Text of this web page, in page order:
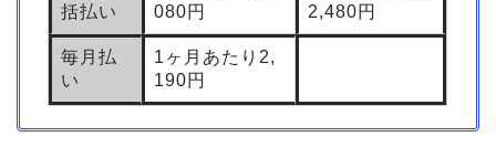
括払い
080円
2,480円
毎月払
い
1ヶ月あたり2,
190円